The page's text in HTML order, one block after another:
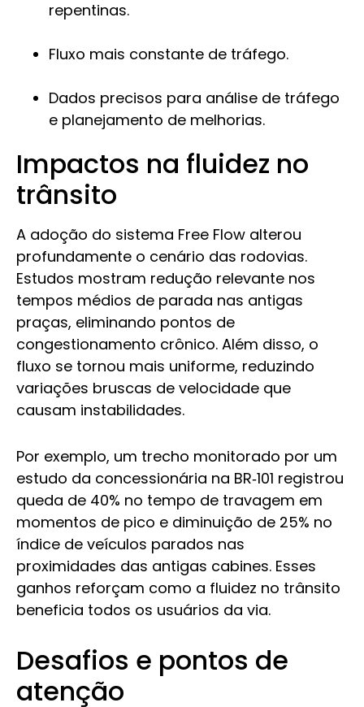
repentinas.
Fluxo mais constante de tráfego.
Dados precisos para análise de tráfego
e planejamento de melhorias.
Impactos na fluidez no
trânsito
A adoção do sistema Free Flow alterou
profundamente o cenário das rodovias.
Estudos mostram redução relevante nos
tempos médios de parada nas antigas
praças, eliminando pontos de
congestionamento crônico. Além disso, o
fluxo se tornou mais uniforme, reduzindo
variações bruscas de velocidade que
causam instabilidades.
Por exemplo, um trecho monitorado por um
estudo da concessionária na BR‑101 registrou
queda de 40% no tempo de travagem em
momentos de pico e diminuição de 25% no
índice de veículos parados nas
proximidades das antigas cabines. Esses
ganhos reforçam como a fluidez no trânsito
beneficia todos os usuários da via.
Desafios e pontos de
atenção